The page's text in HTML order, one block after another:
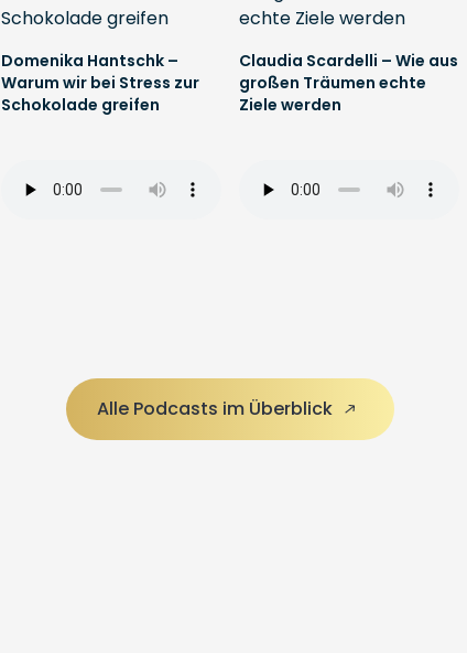
Domenika Hantschk –
Warum wir bei Stress zur
Schokolade greifen
Claudia Scardelli – Wie aus
großen Träumen echte
Ziele werden
Alle Podcasts im Überblick